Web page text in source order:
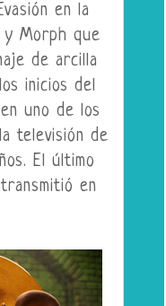
en la
y Morph que
de arcilla
inicios del
uno de los
televisión de
El último
en